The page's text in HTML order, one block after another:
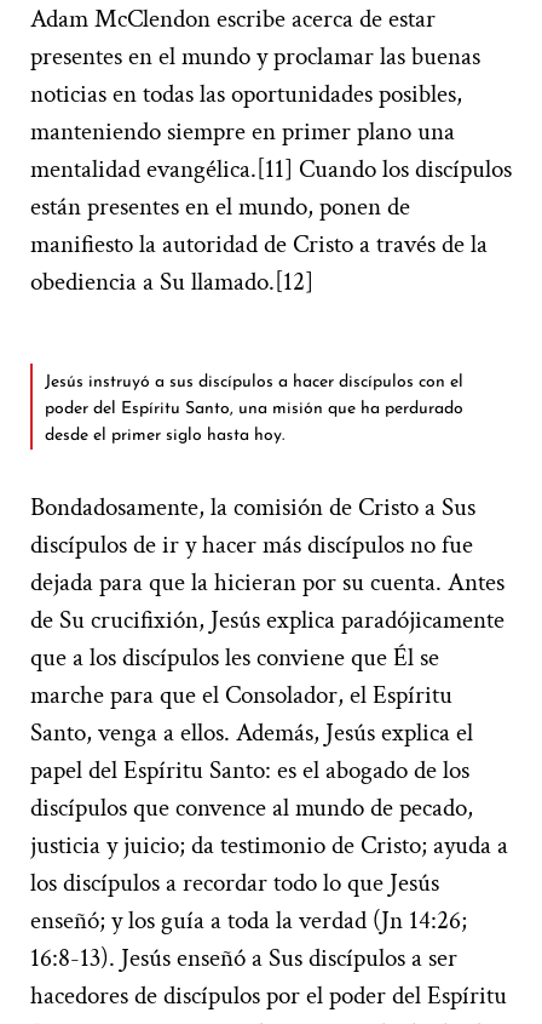
Adam McClendon escribe acerca de estar
presentes en el mundo y proclamar las buenas
noticias en todas las oportunidades posibles,
manteniendo siempre en primer plano una
mentalidad evangélica.[11] Cuando los discípulos
están presentes en el mundo, ponen de
manifiesto la autoridad de Cristo a través de la
obediencia a Su llamado.[12]
Jesús instruyó a sus discípulos a hacer discípulos con el
poder del Espíritu Santo, una misión que ha perdurado
desde el primer siglo hasta hoy.
Bondadosamente, la comisión de Cristo a Sus
discípulos de ir y hacer más discípulos no fue
dejada para que la hicieran por su cuenta. Antes
de Su crucifixión, Jesús explica paradójicamente
que a los discípulos les conviene que Él se
marche para que el Consolador, el Espíritu
Santo, venga a ellos. Además, Jesús explica el
papel del Espíritu Santo: es el abogado de los
discípulos que convence al mundo de pecado,
justicia y juicio; da testimonio de Cristo; ayuda a
los discípulos a recordar todo lo que Jesús
enseñó; y los guía a toda la verdad (Jn 14:26;
16:8-13). Jesús enseñó a Sus discípulos a ser
hacedores de discípulos por el poder del Espíritu